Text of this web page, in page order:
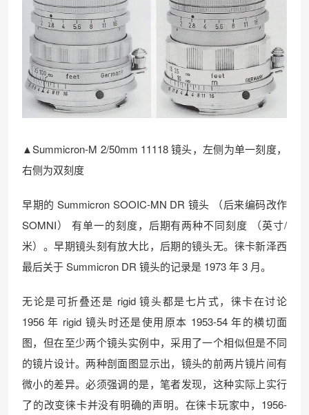
▲Summicron-M 2/50mm 11118 镜头，左侧为单一刻度，
右侧为双刻度
早期的 Summicron SOOIC-MN DR 镜头 （后来编码改作
SOMNI） 有单一的刻度，后期有两种不同刻度 （英寸/
米）。早期镜头刻有放大比，后期的镜头无。徕卡新泽西
最后关于 Summicron DR 镜头的记录是 1973 年 3 月。
无论是可折叠还是 rigid 镜头都是七片式，徕卡在讨论
1956 年 rigid 镜头时还是使用原本 1953-54 年的横切面
图，但在至少两个镜头实例中，采用了一个相似但是不同
的镜片设计。两种剖面图显示出，镜头的前两片镜片间有
微小的差异。必须强调的是，笔者发现，这种实际上实行
了的改变徕卡并没有明确的声明。在徕卡玩家中，1956-